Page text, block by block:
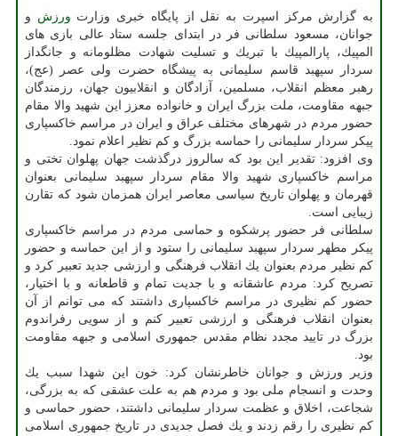
به گزارش مركز اسپرت به نقل از پایگاه خبری وزارت ورزش و
جوانان، مسعود سلطانی فر در ابتدای جلسه ستاد عالی بازی های
المپیك، پارالمپیك با تبریك و تسلیت شهادت مظلومانه و جانگداز
سردار سپهبد قاسم سلیمانی به پیشگاه حضرت ولی عصر (عج)،
رهبر معظم انقلاب، مسلمین، آزادگان و انقلابیون جهان، رزمندگان
جبهه مقاومت، ملت بزرگ ایران و خانواده معزز این شهید والا مقام
حضور مردم در شهرهای مختلف عراق و ایران در مراسم خاكسپاری
پیكر سردار سلیمانی را حماسه بزرگ و كم نظیر اعلام نمود.
وی افزود: تقدیر این بود كه سالروز درگذشت جهان پهلوان تختی و
مراسم خاكسپاری شهید والا مقام سردار سپهبد سلیمانی بعنوان
قهرمان و پهلوان تاریخ سیاسی معاصر ایران همزمان شود كه تقارن
زیبایی است.
سلطانی فر حضور پرشكوه و حماسی مردم در مراسم خاكسپاری
پیكر مطهر سردار سپهبد سلیمانی را ستود و از این حماسه و حضور
كم نظیر مردم بعنوان یك انقلاب فرهنگی و ارزشی جدید تعبیر كرد و
تصریح كرد: مردم عاشقانه و با جدیت تمام و قاطعانه و با اختیار،
حضور كم نظیری در مراسم خاكسپاری داشتند كه می توانم از آن
بعنوان انقلاب فرهنگی و ارزشی تعبیر كنم و از سویی رفراندوم
بزرگ در تایید مجدد نظام مقدس جمهوری اسلامی و جبهه مقاومت
بود.
وزیر ورزش و جوانان خاطرنشان كرد: خون این شهدا سبب یك
وحدت و انسجام ملی بود و مردم هم به علت عشقی كه به بزرگی،
شجاعت، اخلاق و عظمت سردار سلیمانی داشتند، حضور حماسی و
كم نظیری را رقم زدند و یك فصل جدیدی در تاریخ جمهوری اسلامی